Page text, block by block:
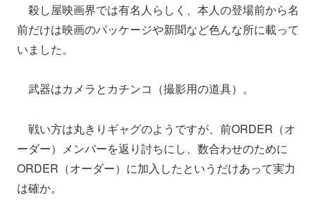
殺し屋映画界では有名人らしく、本人の登場前から名
前だけは映画のパッケージや新聞など色んな所に載って
いました。
武器はカメラとカチンコ（撮影用の道具）。
戦い方は丸きりギャグのようですが、前ORDER（オ
ーダー）メンバーを返り討ちにし、数合わせのために
ORDER（オーダー）に加入したというだけあって実力
は確か。